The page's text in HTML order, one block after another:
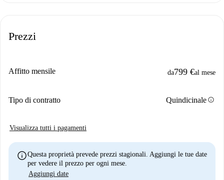
Prezzi
Affitto mensile da799 €al mese
Tipo di contratto Quindicinaleinfo
Visualizza tutti i pagamenti
infoQuesta proprietà prevede prezzi stagionali. Aggiungi le tue date
per vedere il prezzo per ogni mese.
Aggiungi date